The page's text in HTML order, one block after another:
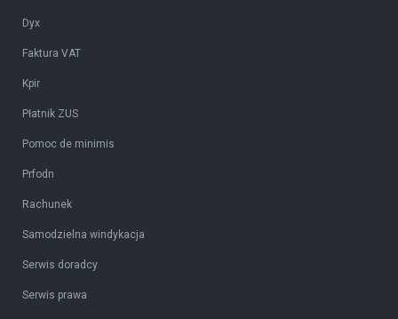
Dyx
Faktura VAT
Kpir
Płatnik ZUS
Pomoc de minimis
Prfodn
Rachunek
Samodzielna windykacja
Serwis doradcy
Serwis prawa